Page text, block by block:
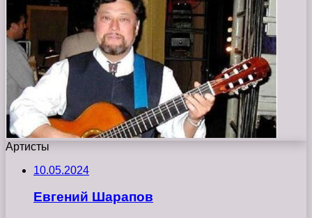
Артисты
10.05.2024
Евгений Шарапов